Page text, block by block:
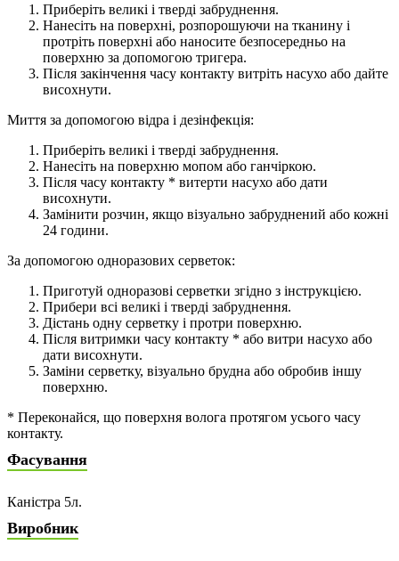
Приберіть великі і тверді забруднення.
Нанесіть на поверхні, розпорошуючи на тканину і
протріть поверхні або наносите безпосередньо на
поверхню за допомогою тригера.
Після закінчення часу контакту витріть насухо або дайте
висохнути.
Миття за допомогою відра і дезінфекція:
Приберіть великі і тверді забруднення.
Нанесіть на поверхню мопом або ганчіркою.
Після часу контакту * витерти насухо або дати
висохнути.
Замінити розчин, якщо візуально забруднений або кожні
24 години.
За допомогою одноразових серветок:
Приготуй одноразові серветки згідно з інструкцією.
Прибери всі великі і тверді забруднення.
Дістань одну серветку і протри поверхню.
Після витримки часу контакту * або витри насухо або
дати висохнути.
Заміни серветку, візуально брудна або обробив іншу
поверхню.
* Переконайся, що поверхня волога протягом усього часу
контакту.
Фасування
Каністра 5л.
Виробник